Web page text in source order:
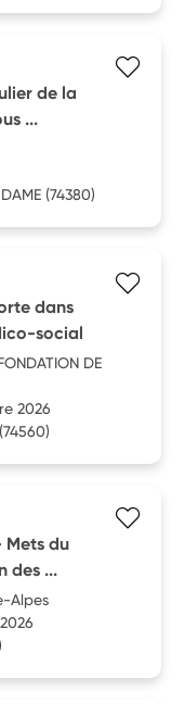
de la
...
(74380)
dans
social
DE
2026
(74560)
Mets du
des ...
Alpes